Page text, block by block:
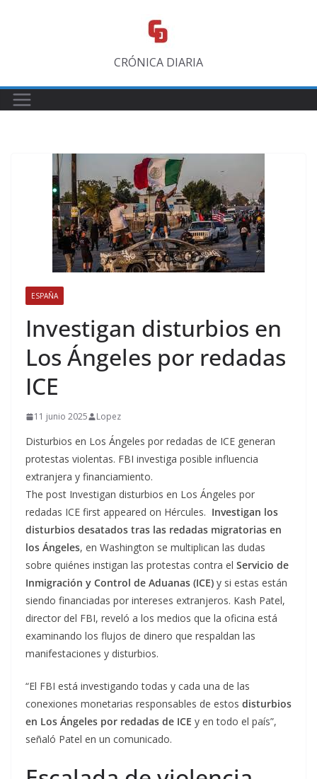
CRÓNICA DIARIA
ESPAÑA
Investigan disturbios en
Los Ángeles por redadas
ICE
11 junio 2025 Lopez
Disturbios en Los Ángeles por redadas de ICE generan
protestas violentas. FBI investiga posible influencia
extranjera y financiamiento.
The post Investigan disturbios en Los Ángeles por
redadas ICE first appeared on Hércules. Investigan los
disturbios desatados tras las redadas migratorias en
los Ángeles, en Washington se multiplican las dudas
sobre quiénes instigan las protestas contra el Servicio de
Inmigración y Control de Aduanas (ICE) y si estas están
siendo financiadas por intereses extranjeros. Kash Patel,
director del FBI, reveló a los medios que la oficina está
examinando los flujos de dinero que respaldan las
manifestaciones y disturbios.
“El FBI está investigando todas y cada una de las
conexiones monetarias responsables de estos disturbios
en Los Ángeles por redadas de ICE y en todo el país”,
señaló Patel en un comunicado.